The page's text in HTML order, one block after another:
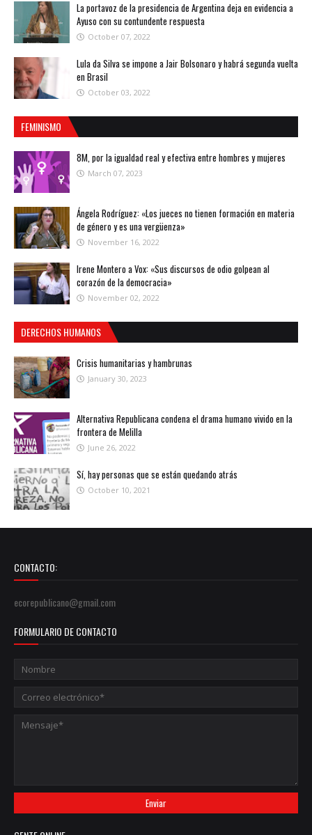
La portavoz de la presidencia de Argentina deja en evidencia a
Ayuso con su contundente respuesta
October 07, 2022
Lula da Silva se impone a Jair Bolsonaro y habrá segunda vuelta
en Brasil
October 03, 2022
FEMINISMO
8M, por la igualdad real y efectiva entre hombres y mujeres
March 07, 2023
Ángela Rodríguez: «Los jueces no tienen formación en materia
de género y es una vergüenza»
November 16, 2022
Irene Montero a Vox: «Sus discursos de odio golpean al
corazón de la democracia»
November 02, 2022
DERECHOS HUMANOS
Crisis humanitarias y hambrunas
January 30, 2023
Alternativa Republicana condena el drama humano vivido en la
frontera de Melilla
June 26, 2022
Sí, hay personas que se están quedando atrás
October 10, 2021
CONTACTO:
ecorepublicano@gmail.com
FORMULARIO DE CONTACTO